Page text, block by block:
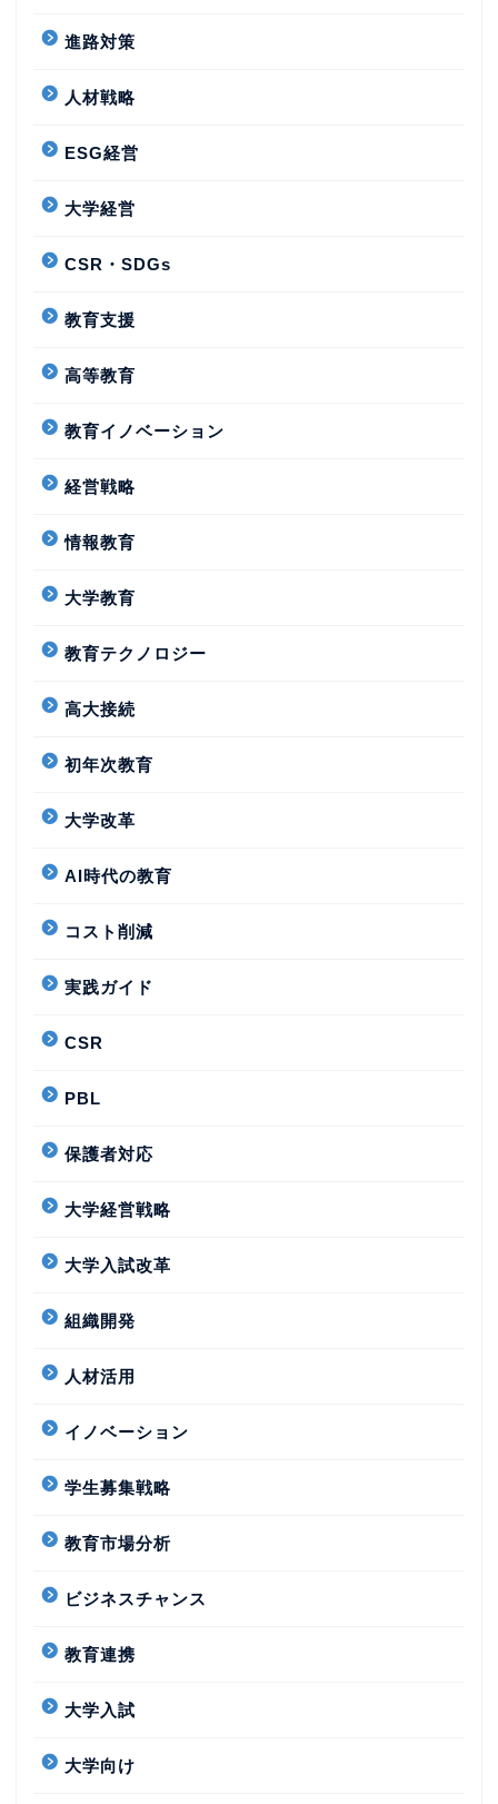
進路対策
人材戦略
ESG経営
大学経営
CSR・SDGs
教育支援
高等教育
教育イノベーション
経営戦略
情報教育
大学教育
教育テクノロジー
高大接続
初年次教育
大学改革
AI時代の教育
コスト削減
実践ガイド
CSR
PBL
保護者対応
大学経営戦略
大学入試改革
組織開発
人材活用
イノベーション
学生募集戦略
教育市場分析
ビジネスチャンス
教育連携
大学入試
大学向け